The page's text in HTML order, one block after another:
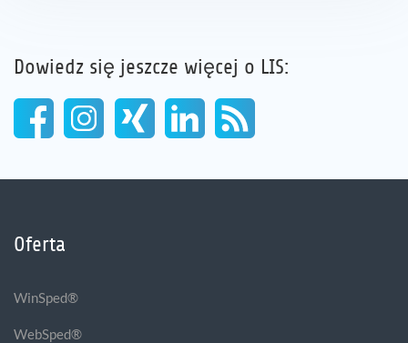
Dowiedz się jeszcze więcej o LIS:
Oferta
WinSped®
WebSped®